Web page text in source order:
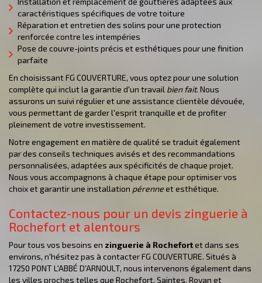
caractéristiques spécifiques de votre toiture
Réparation et entretien des solins pour une protection
renforcée contre les intempéries
Pose de couvre-joints précis et esthétiques pour une finition
parfaite
En choisissant FG COUVERTURE, vous optez pour une solution
complète qui inclut la garantie d'un travail bien fait. Nous
assurons un suivi régulier et une assistance clientèle dévouée,
vous permettant de garder l'esprit tranquille et de profiter
pleinement de votre investissement.
Notre engagement en matière de qualité se traduit également
par des conseils techniques avisés et des recommandations
personnalisées, adaptées aux spécificités de chaque projet.
Nous vous accompagnons à chaque étape pour optimiser vos
choix et garantir une installation pérenneet esthétique.
Contactez-nous pour un devis zinguerie à
Rochefort et alentours
Pour tous vos besoins en zinguerie à Rochefortet dans ses
environs, n'hésitez pas à contacter FG COUVERTURE. Situés à
17250 PONT L'ABBÉ D'ARNOULT, nous intervenons également dans
les villes proches telles que Rochefort, Saintes, Royan et